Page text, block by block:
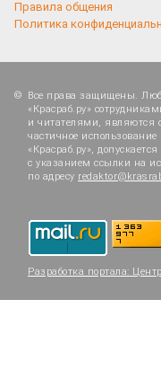
Правила общения
Политика
Все права защищены.
«Красраб.ру»
и читателями, являются
частичное
«Красраб.ру»,
с указанием ссылки на
по адресу
Разработка портала: